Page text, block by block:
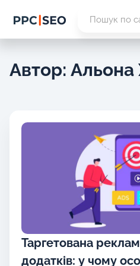
Автор: Альона
Таргетована
додатків: у чому